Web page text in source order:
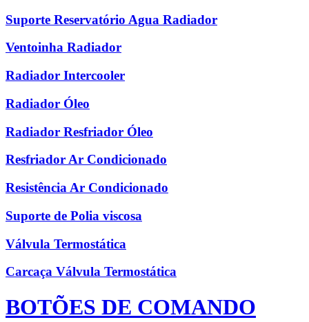
Suporte Reservatório Agua Radiador
Ventoinha Radiador
Radiador Intercooler
Radiador Óleo
Radiador Resfriador Óleo
Resfriador Ar Condicionado
Resistência Ar Condicionado
Suporte de Polia viscosa
Válvula Termostática
Carcaça Válvula Termostática
BOTÕES DE COMANDO